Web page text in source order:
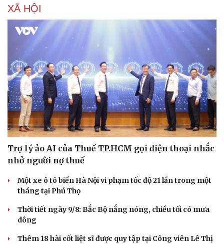
Hạt giống tâm hồn
XÃ HỘI
Trợ lý ảo AI của Thuế TP.HCM gọi điện thoại nhắc
nhở người nợ thuế
Một xe ô tô biển Hà Nội vi phạm tốc độ 21 lần trong một
tháng tại Phú Thọ
Thời tiết ngày 9/8: Bắc Bộ nắng nóng, chiều tối có mưa
dông
Thêm 18 hài cốt liệt sĩ được quy tập tại Công viên Lê Thị